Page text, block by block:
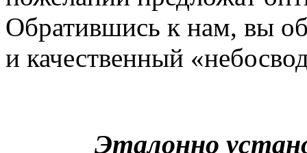
Обратившись к нам, вы
и качественный
Эталонно